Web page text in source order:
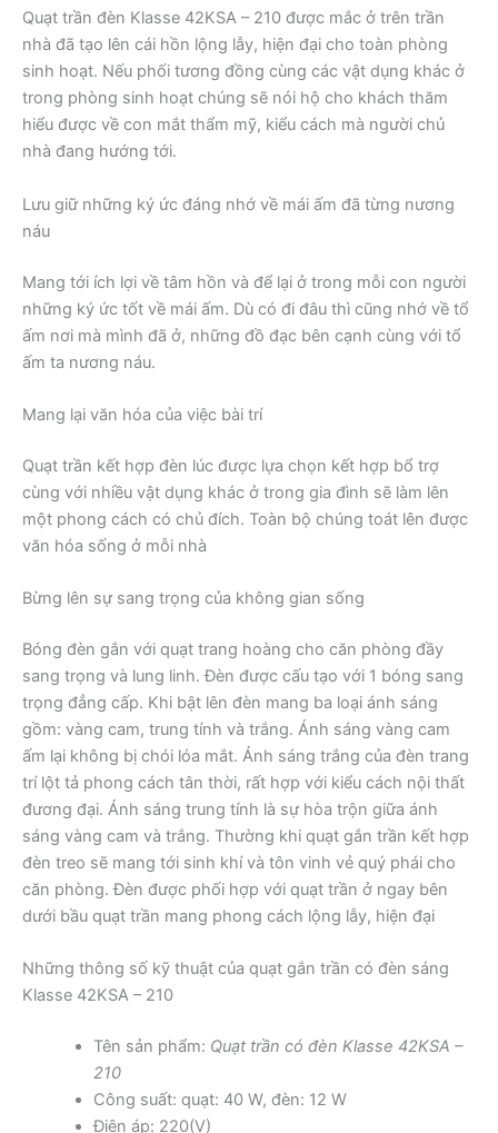
Quạt trần đèn Klasse 42KSA – 210 được mắc ở trên trần
nhà đã tạo lên cái hồn lộng lẫy, hiện đại cho toàn phòng
sinh hoạt. Nếu phối tương đồng cùng các vật dụng khác ở
trong phòng sinh hoạt chúng sẽ nói hộ cho khách thăm
hiểu được về con mắt thẩm mỹ, kiểu cách mà người chủ
nhà đang hướng tới.
Lưu giữ những ký ức đáng nhớ về mái ấm đã từng nương
náu
Mang tới ích lợi về tâm hồn và để lại ở trong mỗi con người
những ký ức tốt về mái ấm. Dù có đi đâu thì cũng nhớ về tổ
ấm nơi mà mình đã ở, những đồ đạc bên cạnh cùng với tổ
ấm ta nương náu.
Mang lại văn hóa của việc bài trí
Quạt trần kết hợp đèn lúc được lựa chọn kết hợp bổ trợ
cùng với nhiều vật dụng khác ở trong gia đình sẽ làm lên
một phong cách có chủ đích. Toàn bộ chúng toát lên được
văn hóa sống ở mỗi nhà
Bừng lên sự sang trọng của không gian sống
Bóng đèn gắn với quạt trang hoàng cho căn phòng đầy
sang trọng và lung linh. Đèn được cấu tạo với 1 bóng sang
trọng đẳng cấp. Khi bật lên đèn mang ba loại ánh sáng
gồm: vàng cam, trung tính và trắng. Ánh sáng vàng cam
ấm lại không bị chói lóa mắt. Ánh sáng trắng của đèn trang
trí lột tả phong cách tân thời, rất hợp với kiểu cách nội thất
đương đại. Ánh sáng trung tính là sự hòa trộn giữa ánh
sáng vàng cam và trắng. Thường khi quạt gắn trần kết hợp
đèn treo sẽ mang tới sinh khí và tôn vinh vẻ quý phái cho
căn phòng. Đèn được phối hợp với quạt trần ở ngay bên
dưới bầu quạt trần mang phong cách lộng lẫy, hiện đại
Những thông số kỹ thuật của quạt gắn trần có đèn sáng
Klasse 42KSA – 210
Tên sản phẩm: Quạt trần có đèn Klasse 42KSA –
210
Công suất: quạt: 40 W, đèn: 12 W
Điện áp: 220(V)